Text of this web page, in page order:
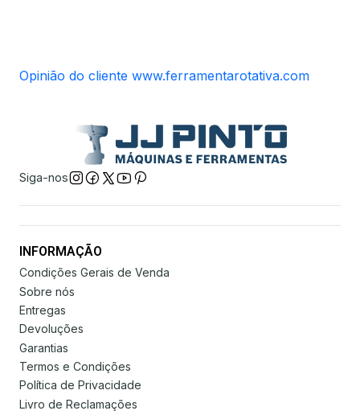
Opinião do cliente www.ferramentarotativa.com
Siga-nos
INFORMAÇÃO
Condições Gerais de Venda
Sobre nós
Entregas
Devoluções
Garantias
Termos e Condições
Política de Privacidade
Livro de Reclamações